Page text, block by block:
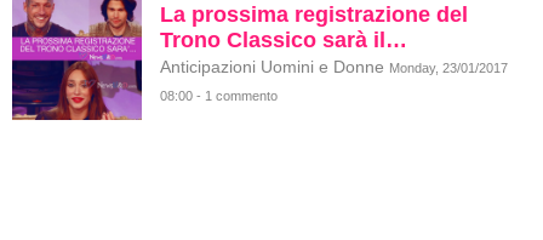
La prossima registrazione del
Trono Classico sarà il…
Anticipazioni Uomini e Donne Monday, 23/01/2017
08:00 - 1 commento